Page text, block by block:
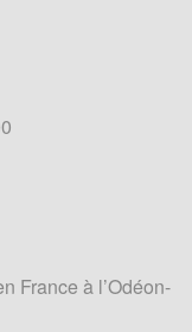
France à l’Odéon-